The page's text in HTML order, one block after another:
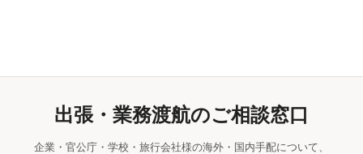
出張・業務渡航のご相談窓口
企業・官公庁・学校・旅行会社様の海外・国内手配について、